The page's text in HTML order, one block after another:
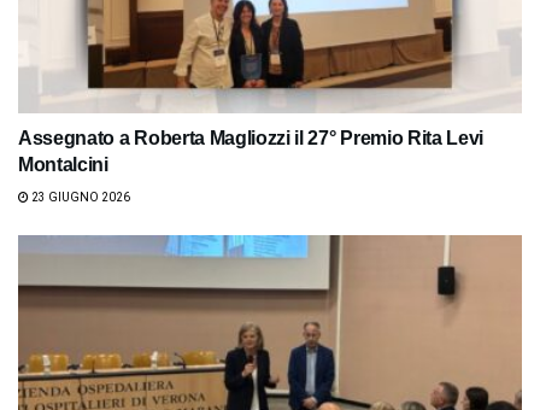
Assegnato a Roberta Magliozzi il 27° Premio Rita Levi
Montalcini
23 GIUGNO 2026